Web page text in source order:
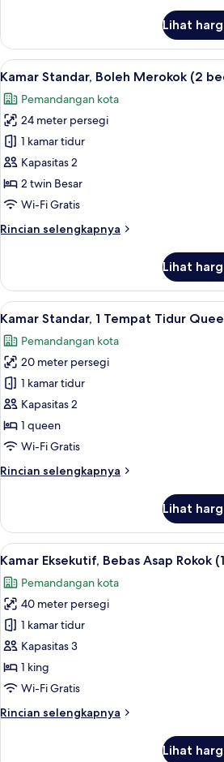
Kamar
Standar,
1
Tidur
Queen,
Boleh
Merokok
Lihat
Lihat
semua
foto
untuk
Kamar
Standar,
Boleh
Merokok
beds)
4
Kamar Standar, Boleh Merokok (2
Pemandangan kota
24 meter persegi
1 kamar tidur
Kapasitas 2
2 twin Besar
Wi-Fi Gratis
Rincian selengkapnya
Rincian
Kamar
Standar,
Boleh
(2
beds)
Lihat
Lihat
semua
foto
untuk
Kamar
Standar,
1
Tempat
Queen,
Rokok
4
Kamar Standar, 1 Tempat Tidur
Pemandangan kota
20 meter persegi
1 kamar tidur
Kapasitas 2
1 queen
Wi-Fi Gratis
Rincian selengkapnya
Rincian
Kamar
Standar,
1
Tidur
Queen,
Bebas
Asap
Rokok
Lihat
Lihat
semua
foto
untuk
Kamar
Eksekutif,
Bebas
Asap
(1
Kamar
6
Kamar Eksekutif, Bebas Asap Rokok
Pemandangan kota
40 meter persegi
1 kamar tidur
Kapasitas 3
1 king
Wi-Fi Gratis
Rincian selengkapnya
Rincian
Lihat